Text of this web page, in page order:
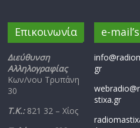
Επικοινωνία
Διεύθυνση
Αλληλογραφίας
Κων/νου Τρυπάνη
30
Τ.Κ.: 821 32 – Χίος
e-mail’s
gr
stixa.gr